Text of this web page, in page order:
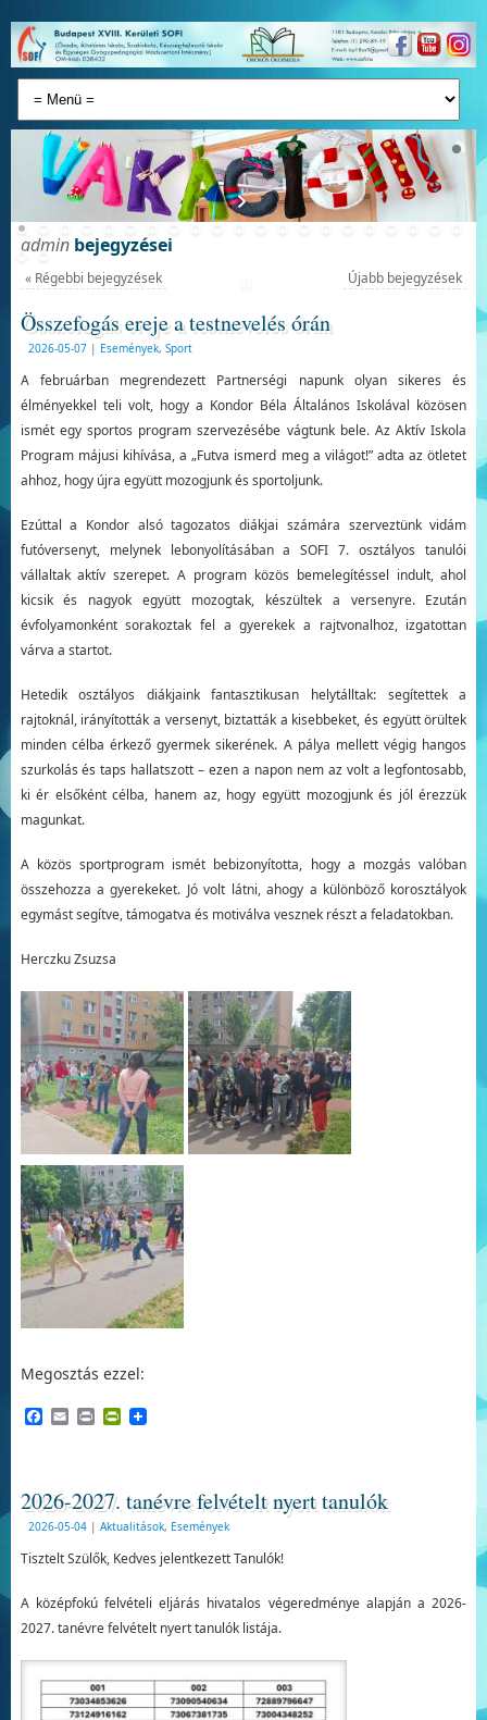
adminbejegyzései
«Régebbi bejegyzések Újabb bejegyzések
Összefogás ereje a testnevelés órán
2026-05-07 | Események, Sport
A februárban megrendezett Partnerségi napunk olyan sikeres és
élményekkel teli volt, hogy a Kondor Béla Általános Iskolával közösen
ismét egy sportos program szervezésébe vágtunk bele. Az Aktív Iskola
Program májusi kihívása, a „Futva ismerd meg a világot!” adta az ötletet
ahhoz, hogy újra együtt mozogjunk és sportoljunk.
Ezúttal a Kondor alsó tagozatos diákjai számára szerveztünk vidám
futóversenyt, melynek lebonyolításában a SOFI 7. osztályos tanulói
vállaltak aktív szerepet. A program közös bemelegítéssel indult, ahol
kicsik és nagyok együtt mozogtak, készültek a versenyre. Ezután
évfolyamonként sorakoztak fel a gyerekek a rajtvonalhoz, izgatottan
várva a startot.
Hetedik osztályos diákjaink fantasztikusan helytálltak: segítettek a
rajtoknál, irányították a versenyt, biztatták a kisebbeket, és együtt örültek
minden célba érkező gyermek sikerének. A pálya mellett végig hangos
szurkolás és taps hallatszott – ezen a napon nem az volt a legfontosabb,
ki ér elsőként célba, hanem az, hogy együtt mozogjunk és jól érezzük
magunkat.
A közös sportprogram ismét bebizonyította, hogy a mozgás valóban
összehozza a gyerekeket. Jó volt látni, ahogy a különböző korosztályok
egymást segítve, támogatva és motiválva vesznek részt a feladatokban.
Herczku Zsuzsa
Megosztás ezzel:
Facebook
EmailPrintPrintFriendly
2026-2027. tanévre felvételt nyert tanulók
2026-05-04 | Aktualitások, Események
Tisztelt Szülők, Kedves jelentkezett Tanulók!
A középfokú felvételi eljárás hivatalos végeredménye alapján a 2026-
2027. tanévre felvételt nyert tanulók listája.